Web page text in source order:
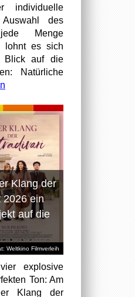
individuelle
des
Menge
lohnt es sich
Blick auf die
Natürliche
Weltkino Filmverleih
Klang der
2026 ein
auf die
explosive
Ton: Am
Klang der